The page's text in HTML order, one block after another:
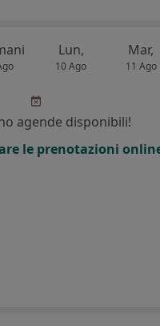
Lun,
10 Ago
Mar,
11 Ago
agende disponibili!
le prenotazioni